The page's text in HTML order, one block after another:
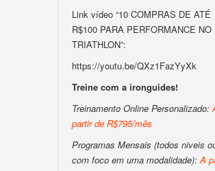
Link vídeo “10 COMPRAS DE ATÉ
R$100 PARA PERFORMANCE NO
TRIATHLON”:
https://youtu.be/QXz1FazYyXk
Treine com a ironguides!
Treinamento Online Personalizado:
partir de R$795/mês
Programas Mensais (todos niveis
com foco em uma modalidade):A